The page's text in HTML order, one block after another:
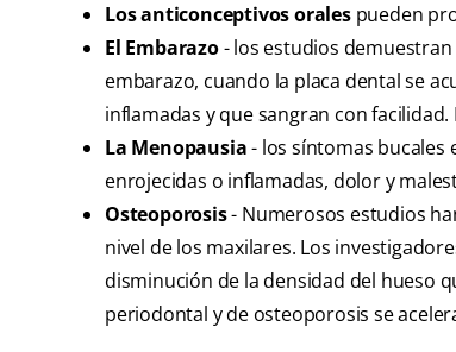
Los anticonceptivos orales pueden
El Embarazo- los estudios
embarazo, cuando la placa dental se
inflamadas y que sangran con
La Menopausia- los síntomas bucales
enrojecidas o inflamadas, dolor y
Osteoporosis- Numerosos estudios
nivel de los maxilares. Los
disminución de la densidad del hueso
periodontal y de osteoporosis se